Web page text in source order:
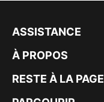
ASSISTANCE
À PROPOS
RESTE À LA PAGE